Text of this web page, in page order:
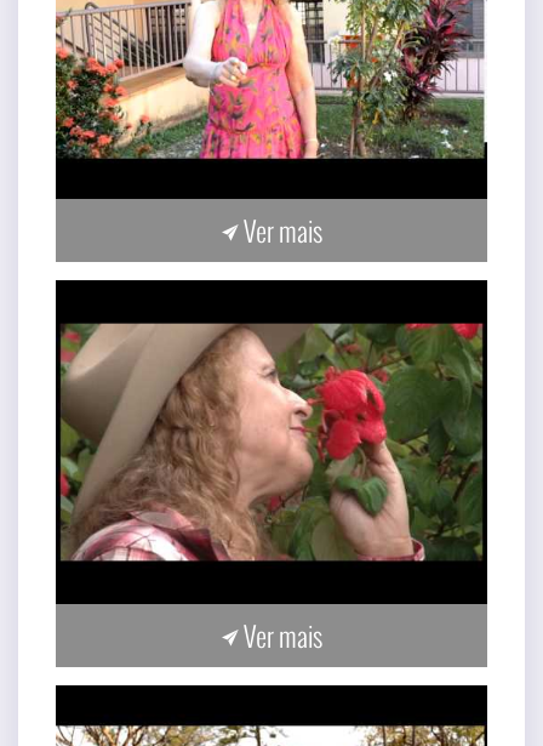
Ver mais
Ver mais